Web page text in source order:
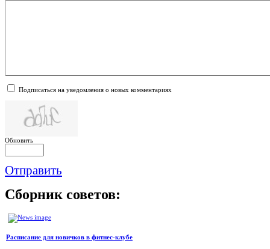
Подписаться на уведомления о новых комментариях
Обновить
Отправить
Сборник советов:
Расписание для новичков в фитнес-клубе